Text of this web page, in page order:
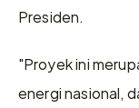
Presiden.
"Proyek ini
energi nasional,